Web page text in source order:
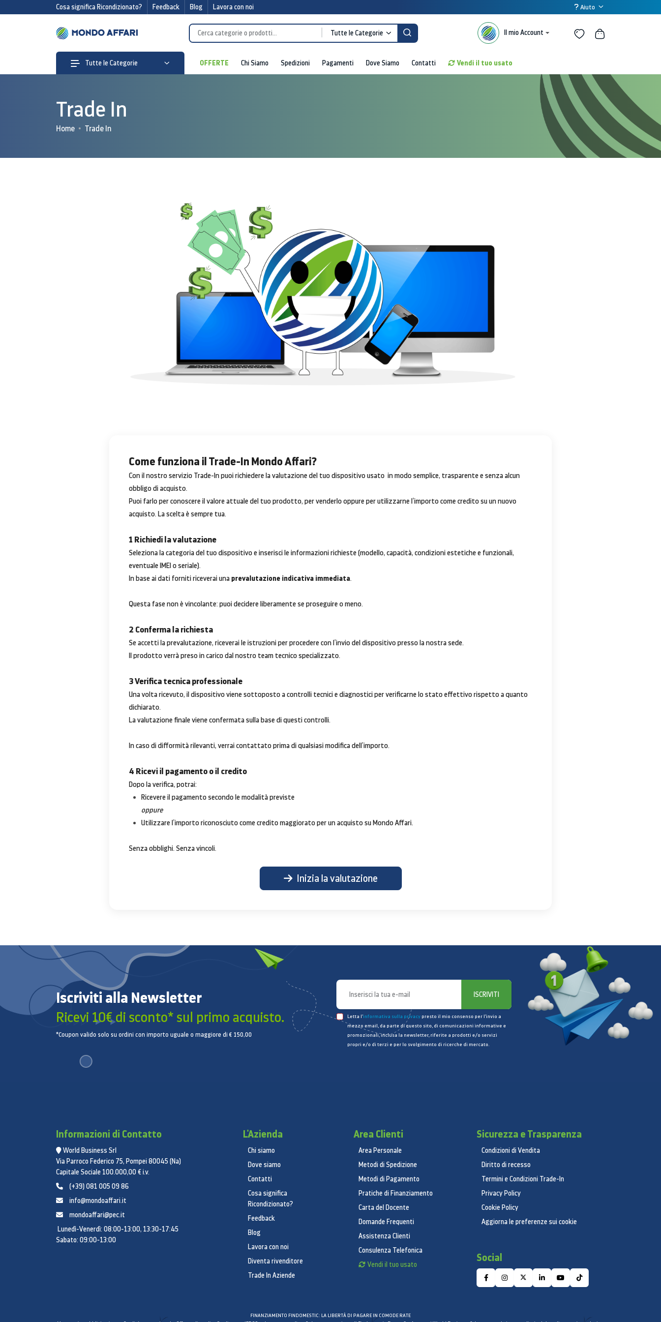
Cosa significa Ricondizionato? Feedback Blog Lavora con noi Aiuto
Tutte le Categorie Il mio Account
Tutte le Categorie OFFERTE Chi Siamo Spedizioni Pagamenti Dove Siamo Contatti Vendi il tuo usato
Trade In
Home Trade In
Come funziona il Trade-In Mondo Affari?
Con il nostro servizio Trade-In puoi richiedere la valutazione del tuo dispositivo usato in modo semplice, trasparente e senza alcun
obbligo di acquisto.
Puoi farlo per conoscere il valore attuale del tuo prodotto, per venderlo oppure per utilizzarne l’importo come credito su un nuovo
acquisto. La scelta è sempre tua.
1 Richiedi la valutazione
Seleziona la categoria del tuo dispositivo e inserisci le informazioni richieste (modello, capacità, condizioni estetiche e funzionali,
eventuale IMEI o seriale).
In base ai dati forniti riceverai una prevalutazione indicativa immediata.
Questa fase non è vincolante: puoi decidere liberamente se proseguire o meno.
2 Conferma la richiesta
Se accetti la prevalutazione, riceverai le istruzioni per procedere con l’invio del dispositivo presso la nostra sede.
Il prodotto verrà preso in carico dal nostro team tecnico specializzato.
3 Verifica tecnica professionale
Una volta ricevuto, il dispositivo viene sottoposto a controlli tecnici e diagnostici per verificarne lo stato effettivo rispetto a quanto
dichiarato.
La valutazione finale viene confermata sulla base di questi controlli.
In caso di difformità rilevanti, verrai contattato prima di qualsiasi modifica dell’importo.
4 Ricevi il pagamento o il credito
Dopo la verifica, potrai:
Ricevere il pagamento secondo le modalità previste
oppure
Utilizzare l’importo riconosciuto come credito maggiorato per un acquisto su Mondo Affari.
Senza obblighi. Senza vincoli.
Inizia la valutazione
Iscriviti alla Newsletter
Ricevi 10€ di sconto* sul primo acquisto.
*Coupon valido solo su ordini con importo uguale o maggiore di € 150,00
ISCRIVITI
Letta l’informativa sulla privacy presto il mio consenso per l’invio a
mezzo email, da parte di questo sito, di comunicazioni informative e
promozionali, inclusa la newsletter, riferite a prodotti e/o servizi
propri e/o di terzi e per lo svolgimento di ricerche di mercato.
Informazioni di Contatto
World Business Srl
Via Parroco Federico 75, Pompei 80045 (Na)
Capitale Sociale 100.000,00 € i.v.
(+39) 081 005 09 86
info@mondoaffari.it
mondoaffari@pec.it
Lunedì-Venerdì: 08:00-13:00, 13:30-17:45
Sabato: 09:00-13:00
L'Azienda
Chi siamo
Dove siamo
Contatti
Cosa significa
Ricondizionato?
Feedback
Blog
Lavora con noi
Diventa rivenditore
Trade In Aziende
Area Clienti
Area Personale
Metodi di Spedizione
Metodi di Pagamento
Pratiche di Finanziamento
Carta del Docente
Domande Frequenti
Assistenza Clienti
Consulenza Telefonica
Vendi il tuo usato
Sicurezza e Trasparenza
Condizioni di Vendita
Diritto di recesso
Termini e Condizioni Trade-In
Privacy Policy
Cookie Policy
Aggiorna le preferenze sui cookie
Social
FINANZIAMENTO FINDOMESTIC: LA LIBERTÀ DI PAGARE IN COMODE RATE